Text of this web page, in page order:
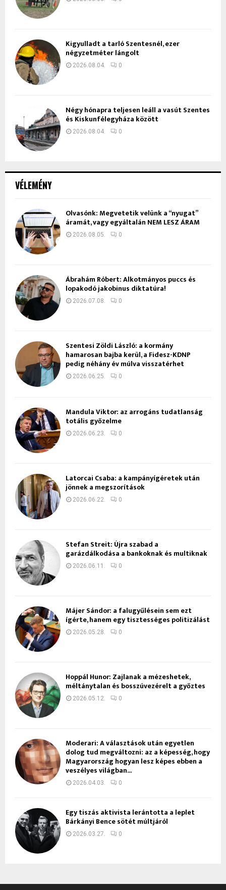
VÉLEMÉNY
Olvasónk: Megvetetik velünk a “nyugat”
áramát, vagy egyáltalán NEM LESZ ÁRAM
2026.08.05. 0
Ábrahám Róbert: Alkotmányos puccs és
lopakodó jakobinus diktatúra!
2026.07.08. 0
Szentesi Zöldi László: a kormány
hamarosan bajba kerül, a Fidesz-KDNP
pedig néhány év múlva visszatérhet
2026.06.25. 0
Mandula Viktor: az arrogáns tudatlanság
totális győzelme
2026.06.23. 0
Latorcai Csaba: a kampányígéretek után
jönnek a megszorítások
2026.06.22. 0
Stefan Streit: Újra szabad a
garázdálkodása a bankoknak és multiknak
2026.06.11. 0
Májer Sándor: a falugyűlésein sem ezt
ígérte, hanem egy tisztességes politizálást
2026.05.28. 0
Hoppál Hunor: Zajlanak a mézeshetek,
méltánytalan és bosszúvezérelt a győztes
2026.05.12. 0
Moderari: A választások után egyetlen
dolog tud megváltozni: az a képesség, hogy
Magyarország hogyan lesz képes ebben a
veszélyes világban...
2026.04.03. 0
Egy tiszás aktivista lerántotta a leplet
Bárkányi Bence sötét múltjáról
2026.03.27. 0
Kigyulladt a tarló Szentesnél, ezer
négyzetméter lángolt
2026.08.04. 0
Négy hónapra teljesen leáll a vasút Szentes
és Kiskunfélegyháza között
2026.08.04. 0